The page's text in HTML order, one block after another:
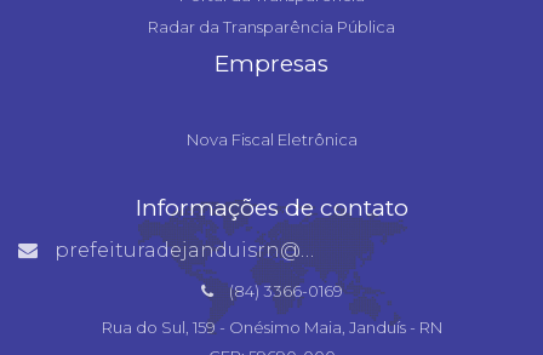
Radar da Transparência Pública
Empresas
Nova Fiscal Eletrônica
Informações de contato
prefeituradejanduisrn@gmail.com
(84) 3366-0169
Rua do Sul, 159 - Onésimo Maia, Janduís - RN